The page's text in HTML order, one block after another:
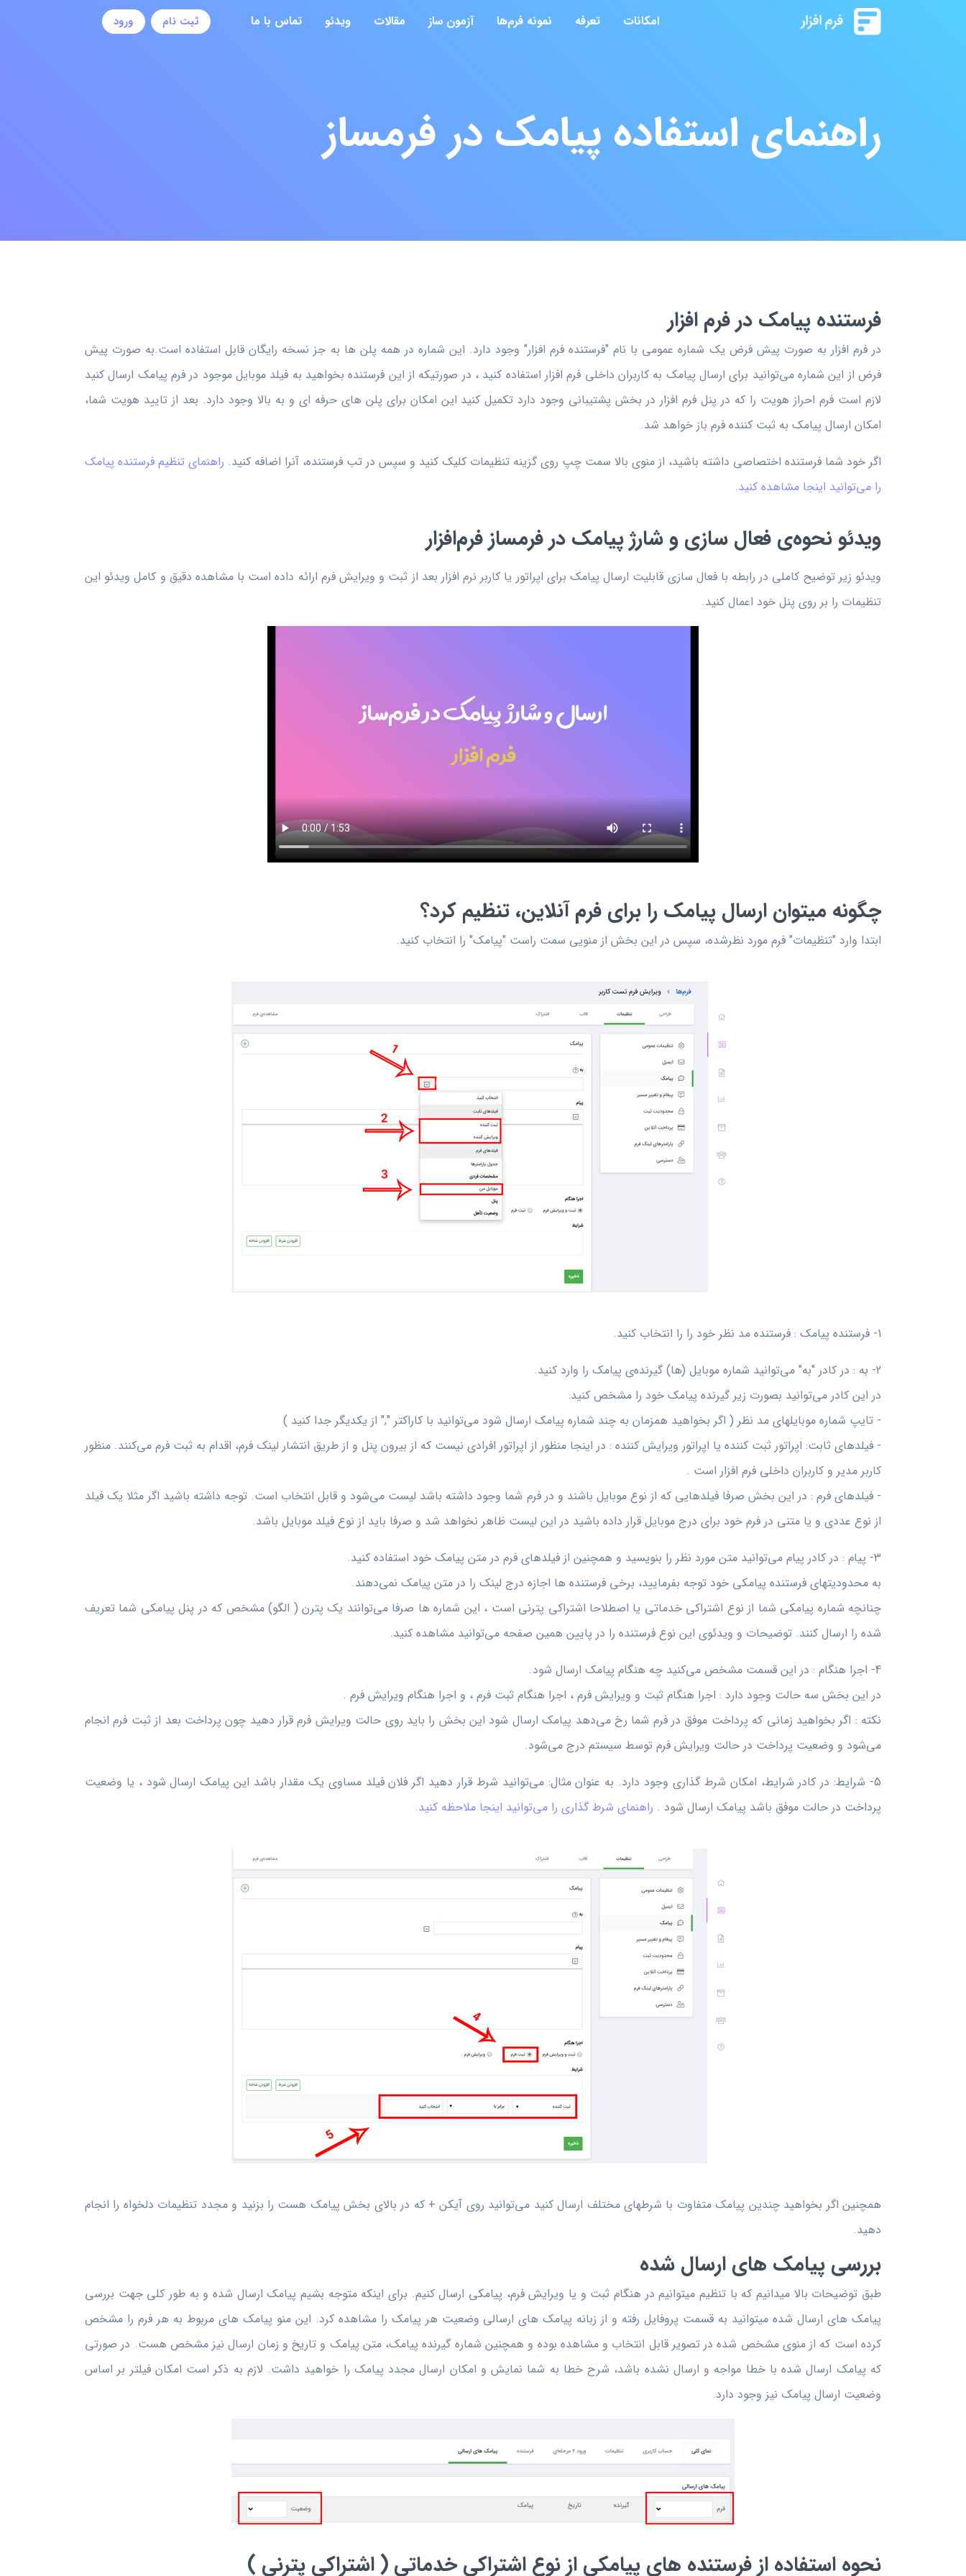
امکانات تعرفه نمونه فرم‌ها آزمون ساز مقالات ویدئو تماس با ما ثبت نام ورود
راهنمای استفاده پیامک در فرمساز
فرستنده پیامک در فرم افزار
در فرم افزار به صورت پیش فرض یک شماره عمومی با نام "فرستنده فرم افزار" وجود دارد. این شماره در همه پلن ها به جز نسخه رایگان قابل استفاده است.به صورت پیش
فرض از این شماره می‌توانید برای ارسال پیامک به کاربران داخلی فرم افزار استفاده کنید ، در صورتیکه از این فرستنده بخواهید به فیلد موبایل موجود در فرم پیامک ارسال کنید
لازم است فرم احراز هویت را که در پنل فرم افزار در بخش پشتیبانی وجود دارد تکمیل کنید این امکان برای پلن های حرفه ای و به بالا وجود دارد. بعد از تایید هویت شما،
امکان ارسال پیامک به ثبت کننده فرم باز خواهد شد.
اگر خود شما فرستنده اختصاصی داشته باشید، از منوی بالا سمت چپ روی گزینه تنظیمات کلیک کنید و سپس در تب فرستنده، آنرا اضافه کنید. راهنمای تنظیم فرستنده پیامک
را می‌توانید اینجا مشاهده کنید.
ویدئو نحوه‌ی فعال سازی و شارژ پیامک در فرمساز فرم‌افزار
ویدئو زیر توضیح کاملی در رابطه با فعال سازی قابلیت ارسال پیامک برای اپراتور یا کاربر نرم افزار بعد از ثبت و ویرایش فرم ارائه داده است با مشاهده دقیق و کامل ویدئو این
تنظیمات را بر روی پنل خود اعمال کنید.
چگونه میتوان ارسال پیامک را برای فرم آنلاین، تنظیم کرد؟
ابتدا وارد "تنظیمات" فرم مورد نظرشده، سپس در این بخش از منویی سمت راست "پیامک" را انتخاب کنید.
1- فرستنده پیامک : فرستنده مد نظر خود را را انتخاب کنید.
2- به : در کادر "به" می‌توانید شماره‌ موبایل (ها) گیرنده‌ی پیامک را وارد کنید.
در این کادر می‌توانید بصورت زیر گیرنده پیامک خود را مشخص کنید:
- تایپ شماره موبایلهای مد نظر ( اگر بخواهید همزمان به چند شماره پیامک ارسال شود می‌توانید با کاراکتر "," از یکدیگر جدا کنید )
- فیلدهای ثابت: اپراتور ثبت کننده یا اپراتور ویرایش کننده : در اینجا منظور از اپراتور افرادی نیست که از بیرون پنل و از طریق انتشار لینک فرم، اقدام به ثبت فرم می‌کنند. منظور
کاربر مدیر و کاربران داخلی فرم افزار است .
- فیلدهای فرم : در این بخش صرفا فیلدهایی که از نوع موبایل باشند و در فرم شما وجود داشته باشد لیست می‌شود و قابل انتخاب است. توجه داشته باشید اگر مثلا یک فیلد
از نوع عددی و یا متنی در فرم خود برای درج موبایل قرار داده باشید در این لیست ظاهر نخواهد شد و صرفا باید از نوع فیلد موبایل باشد.
3- پیام : در کادر پیام می‌توانید متن مورد نظر را بنویسید و همچنین از فیلدهای فرم در متن پیامک خود استفاده کنید.
به محدودیتهای فرستنده پیامکی خود توجه بفرمایید، برخی فرستنده ها اجازه درج لینک را در متن پیامک نمی‌دهند.
چنانچه شماره پیامکی شما از نوع اشتراکی خدماتی یا اصطلاحا اشتراکی پترنی است ، این شماره ها صرفا می‌توانند یک پترن ( الگو) مشخص که در پنل پیامکی شما تعریف
شده را ارسال کنند. توضیحات و ویدئوی این نوع فرستنده را در پایین همین صفحه می‌توانید مشاهده کنید.
4- اجرا هنگام : در این قسمت مشخص می‌کنید چه هنگام پیامک ارسال شود.
در این بخش سه حالت وجود دارد : اجرا هنگام ثبت و ویرایش فرم ، اجرا هنگام ثبت فرم ، و اجرا هنگام ویرایش فرم .
نکته : اگر بخواهید زمانی که پرداخت موفق در فرم شما رخ می‌دهد پیامک ارسال شود این بخش را باید روی حالت ویرایش فرم قرار دهید چون پرداخت بعد از ثبت فرم انجام
می‌شود و وضعیت پرداخت در حالت ویرایش فرم توسط سیستم درج می‌شود.
5- شرایط: در کادر شرایط، امکان شرط گذاری وجود دارد. به عنوان مثال: می‌توانید شرط قرار دهید اگر فلان فیلد مساوی یک مقدار باشد این پیامک ارسال شود ، یا وضعیت
پرداخت در حالت موفق باشد پیامک ارسال شود . راهنمای شرط گذاری را می‌توانید اینجا ملاحظه کنید.
همچنین اگر بخواهید چندین پیامک متفاوت با شرطهای مختلف ارسال کنید می‌توانید روی آیکن + که در بالای بخش پیامک هست را بزنید و مجدد تنظیمات دلخواه را انجام
دهید.
بررسی پیامک های ارسال شده
طبق توضیحات بالا میدانیم که با تنظیم میتوانیم در هنگام ثبت و یا ویرایش فرم، پیامکی ارسال کنیم. برای اینکه متوجه بشیم پیامک ارسال شده و به طور کلی جهت بررسی
پیامک های ارسال شده میتوانید به قسمت پروفایل رفته و از زبانه پیامک های ارسالی وضعیت هر پیامک را مشاهده کرد. این منو پیامک های مربوط به هر فرم را مشخص
کرده است که از منوی مشخص شده در تصویر قابل انتخاب و مشاهده بوده و همچنین شماره گیرنده پیامک، متن پیامک و تاریخ و زمان ارسال نیز مشخص هست. در صورتی
که پیامک ارسال شده با خطا مواجه و ارسال نشده باشد، شرح خطا به شما نمایش و امکان ارسال مجدد پیامک را خواهید داشت. لازم به ذکر است امکان فیلتر بر اساس
وضعیت ارسال پیامک نیز وجود دارد.
نحوه استفاده از فرستنده های پیامکی از نوع اشتراکی خدماتی ( اشتراکی پترنی )